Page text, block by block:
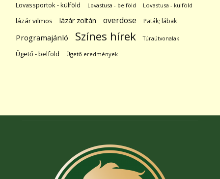
Lovassportok - külföld Lovastusa - belföld Lovastusa - külföld
lázár vilmos lázár zoltán overdose Paták; lábak
Programajánló Színes hírek Túraútvonalak
Ügető - belföld Ügető eredmények